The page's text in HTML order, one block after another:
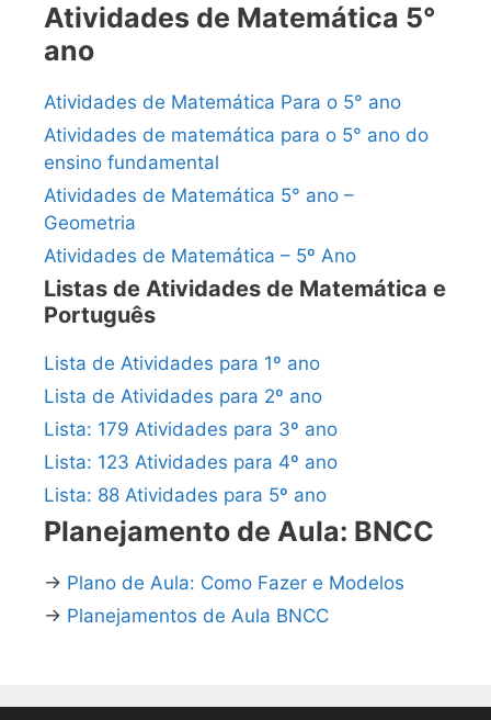
Atividades de Matemática 5°
ano
Atividades de Matemática Para o 5° ano
Atividades de matemática para o 5° ano do
ensino fundamental
Atividades de Matemática 5° ano –
Geometria
Atividades de Matemática – 5º Ano
Listas de Atividades de Matemática e
Português
Lista de Atividades para 1º ano
Lista de Atividades para 2º ano
Lista: 179 Atividades para 3º ano
Lista: 123 Atividades para 4º ano
Lista: 88 Atividades para 5º ano
Planejamento de Aula: BNCC
→ Plano de Aula: Como Fazer e Modelos
→ Planejamentos de Aula BNCC